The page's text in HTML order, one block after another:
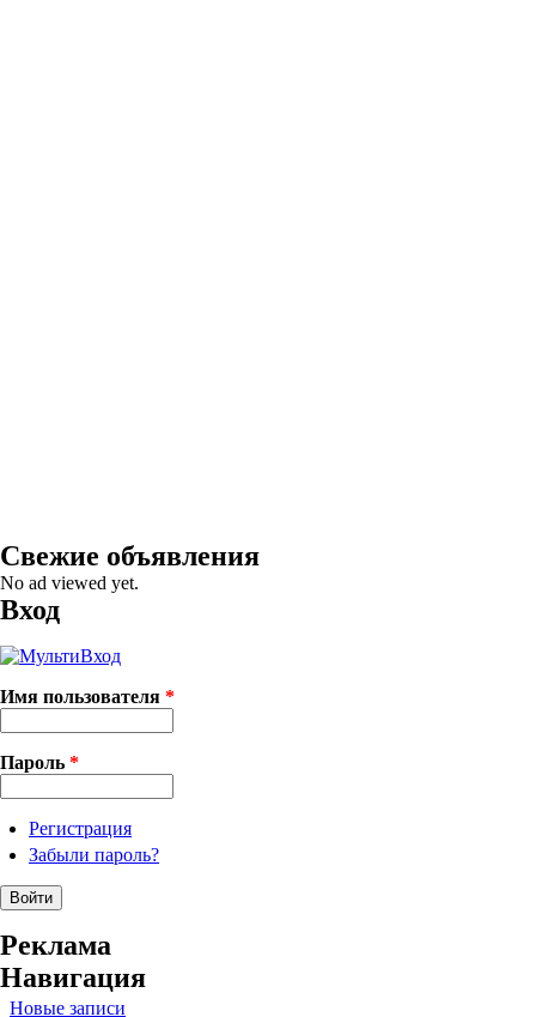
Свежие объявления
No ad viewed yet.
Вход
Имя пользователя *
Пароль *
Регистрация
Забыли пароль?
Реклама
Навигация
Новые записи